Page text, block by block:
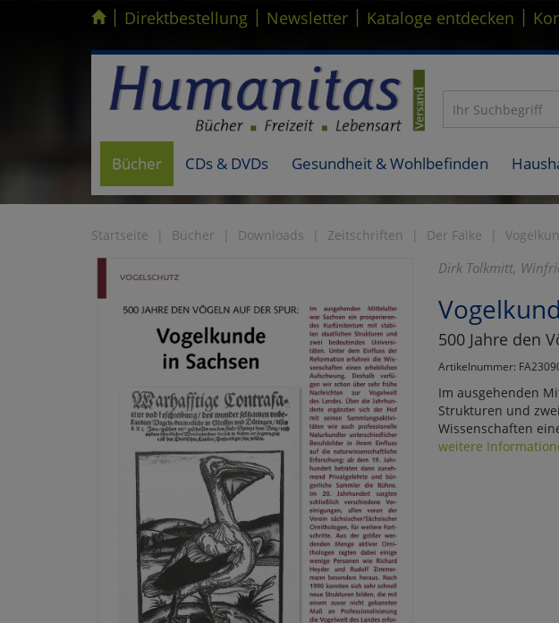
Kompletten Head der Seite überspringen
| Direktbestellung | Newsletter | Kataloge entdecken |
Bücher CDs & DVDs Gesundheit & Wohlbefinden
Startseite Bücher Downloads Zeitschriften Der Falke
Dirk Tolkmitt,
500 Jahre den
Artikelnummer:
Im ausgehenden
Strukturen und
Wissenschaften
weitere